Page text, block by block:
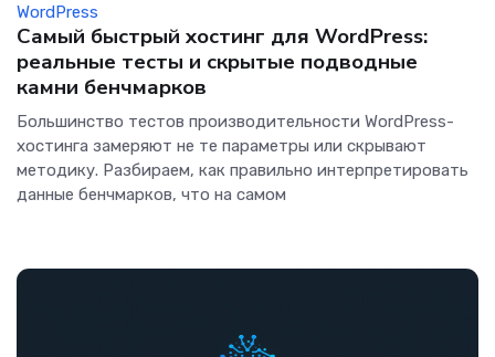
WordPress
Самый быстрый хостинг для WordPress:
реальные тесты и скрытые подводные
камни бенчмарков
Большинство тестов производительности WordPress-
хостинга замеряют не те параметры или скрывают
методику. Разбираем, как правильно интерпретировать
данные бенчмарков, что на самом